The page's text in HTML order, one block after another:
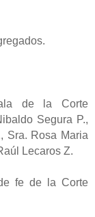
de la Corte
Segura P.,
Sra. Rosa Maria
Lecaros Z.
fe de la Corte